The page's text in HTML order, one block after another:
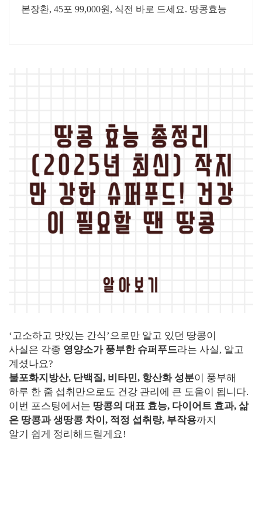
본장환, 45포 99,000원, 식전 바로 드세요. 땅콩효능
‘고소하고 맛있는 간식’으로만 알고 있던 땅콩이
사실은 각종 영양소가 풍부한 슈퍼푸드라는 사실, 알고
계셨나요?
불포화지방산, 단백질, 비타민, 항산화 성분이 풍부해
하루 한 줌 섭취만으로도 건강 관리에 큰 도움이 됩니다.
이번 포스팅에서는 땅콩의 대표 효능, 다이어트 효과, 삶
은 땅콩과 생땅콩 차이, 적정 섭취량, 부작용까지
알기 쉽게 정리해드릴게요!